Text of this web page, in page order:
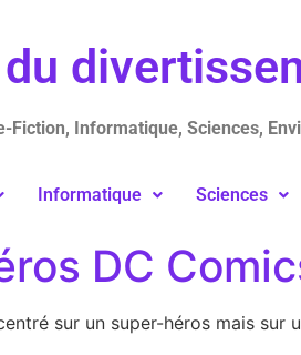
Fiction, Informatique, Sciences,
Informatique Sciences
DC
sur un super-héros mais sur